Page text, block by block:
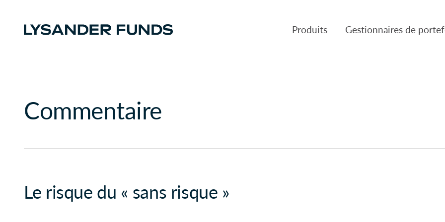
Produits Gestionnaires de
Patient Capital
Commentaire
Le risque du « sans risque »